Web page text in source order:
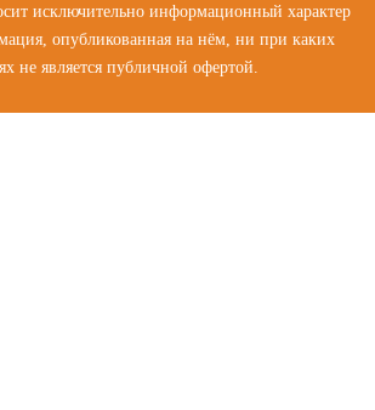
исключительно информационный характер
опубликованная на нём, ни при каких
не является публичной офертой.